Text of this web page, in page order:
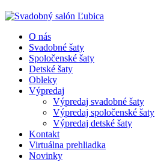
O nás
Svadobné šaty
Spoločenské šaty
Detské šaty
Obleky
Výpredaj
Výpredaj svadobné šaty
Výpredaj spoločenské šaty
Výpredaj detské šaty
Kontakt
Virtuálna prehliadka
Novinky